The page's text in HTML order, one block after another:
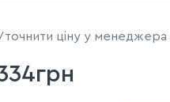
ціну у менеджера